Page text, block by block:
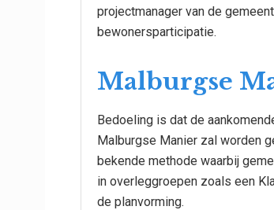
projectmanager van de
bewonersparticipatie.
Malburgse
Bedoeling is dat de
Malburgse Manier zal worden
bekende methode waarbij
in overleggroepen zoals een
de planvorming.